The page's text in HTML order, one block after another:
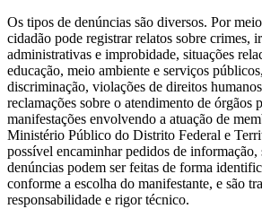
Os tipos de denúncias são diversos. Por
cidadão pode registrar relatos sobre crimes,
administrativas e improbidade, situações
educação, meio ambiente e serviços
discriminação, violações de direitos
reclamações sobre o atendimento de órgãos
manifestações envolvendo a atuação de
Ministério Público do Distrito Federal e
possível encaminhar pedidos de informação,
denúncias podem ser feitas de forma
conforme a escolha do manifestante, e são
responsabilidade e rigor técnico.